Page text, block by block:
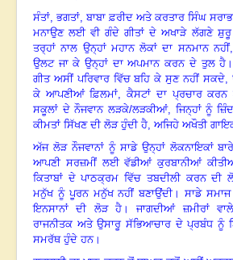
ਸੰਤਾਂ, ਭਗਤਾਂ, ਬਾਬਾ ਫ਼ਰੀਦ ਅਤੇ ਕਰਤਾਰ ਸਿੰਘ
ਮਨਾਉਣ ਲਈ ਵੀ ਗੰਦੇ ਗੀਤਾਂ ਦੇ ਅਖਾੜੇ ਲੱਗਣੇ
ਤਰ੍ਹਾਂ ਨਾਲ ਉਨ੍ਹਾਂ ਮਹਾਨ ਲੋਕਾਂ ਦਾ ਸਨਮਾਨ ਨਹੀਂ,
ਉਲਟ ਜਾ ਕੇ ਉਨ੍ਹਾਂ ਦਾ ਅਪਮਾਨ ਕਰਨ ਦੇ ਤੁਲ
ਗੀਤ ਅਸੀਂ ਪਰਿਵਾਰ ਵਿੱਚ ਬਹਿ ਕੇ ਸੁਣ ਨਹੀਂ ਸਕਦੇ,
ਕੇ ਆਪਣੀਆਂ ਫ਼ਿਲਮਾਂ,ਕੈਸਟਾਂ ਦਾ ਪ੍ਰਚਾਰ
ਸਕੂਲਾਂ ਦੇ ਨੌਜਵਾਨ ਲੜਕੇ/ਲੜਕੀਆਂ, ਜਿਨ੍ਹਾਂ ਨੂੰ
ਕੀਮਤਾਂ ਸਿੱਖਣ ਦੀ ਲੋੜ ਹੁੰਦੀ ਹੈ, ਅਜਿਹੇ ਅਖੌਤੀ
ਅੱਜ ਲੋੜ ਨੌਜਵਾਨਾਂ ਨੂੰ ਸਾਡੇ ਉਨ੍ਹਾਂ ਲੋਕਨਾਇਕਾਂ
ਆਪਣੀ ਸਰਜ਼ਮੀਂ ਲਈ ਵੱਡੀਆਂ ਕੁਰਬਾਨੀਆਂ
ਕਿਤਾਬਾਂ ਦੇ ਪਾਠਕ੍ਰਮ ਵਿੱਚ ਤਬਦੀਲੀ ਕਰਨ
ਮਨੁੱਖ ਨੂੰ ਪੂਰਨ ਮਨੁੱਖ ਨਹੀਂ ਬਣਾਉਂਦੀ। ਸਾਡੇ
ਇਨਸਾਨਾਂ ਦੀ ਲੋੜ ਹੈ। ਜਾਗਦੀਆਂ ਜ਼ਮੀਰਾਂ
ਰਾਜਨੀਤਕ ਅਤੇ ਉਸਾਰੂ ਸੱਭਿਆਚਾਰ ਦੇ ਪ੍ਰਬੰਧ ਨੂੰ
ਸਮਰੱਥ ਹੁੰਦੇ ਹਨ।